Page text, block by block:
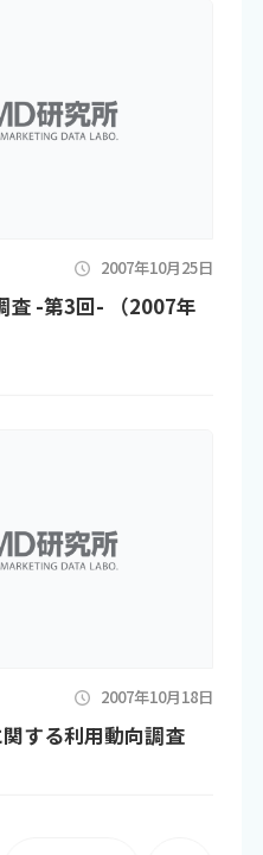
2007年10月25日
査 -第3回- （2007年
2007年10月18日
する利用動向調査